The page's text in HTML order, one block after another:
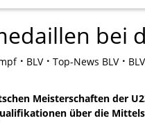
bei
BLV Top-News BLV
Meisterschaften der
über die